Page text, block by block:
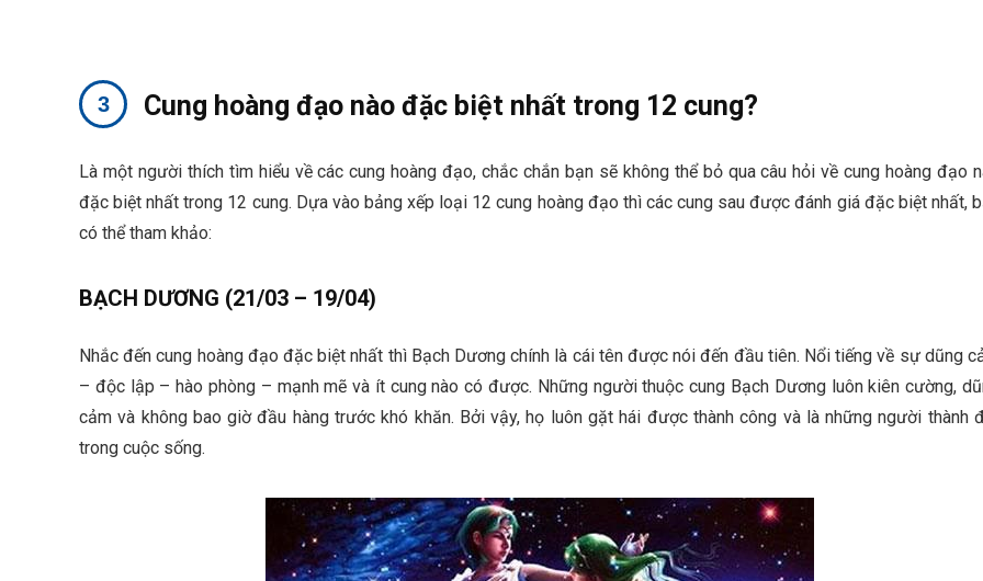
Cung hoàng đạo nào đặc biệt nhất trong 12 cung?
Là một người thích tìm hiểu về các cung hoàng đạo, chắc chắn bạn sẽ không thể bỏ qua câu hỏi về cung hoàng đạo
đặc biệt nhất trong 12 cung. Dựa vào bảng xếp loại 12 cung hoàng đạo thì các cung sau được đánh giá đặc biệt nhất,
có thể tham khảo:
BẠCH DƯƠNG (21/03 – 19/04)
Nhắc đến cung hoàng đạo đặc biệt nhất thì Bạch Dương chính là cái tên được nói đến đầu tiên. Nổi tiếng về sự dũng
– độc lập – hào phòng – mạnh mẽ và ít cung nào có được. Những người thuộc cung Bạch Dương luôn kiên cường,
cảm và không bao giờ đầu hàng trước khó khăn. Bởi vậy, họ luôn gặt hái được thành công và là những người thành
trong cuộc sống.